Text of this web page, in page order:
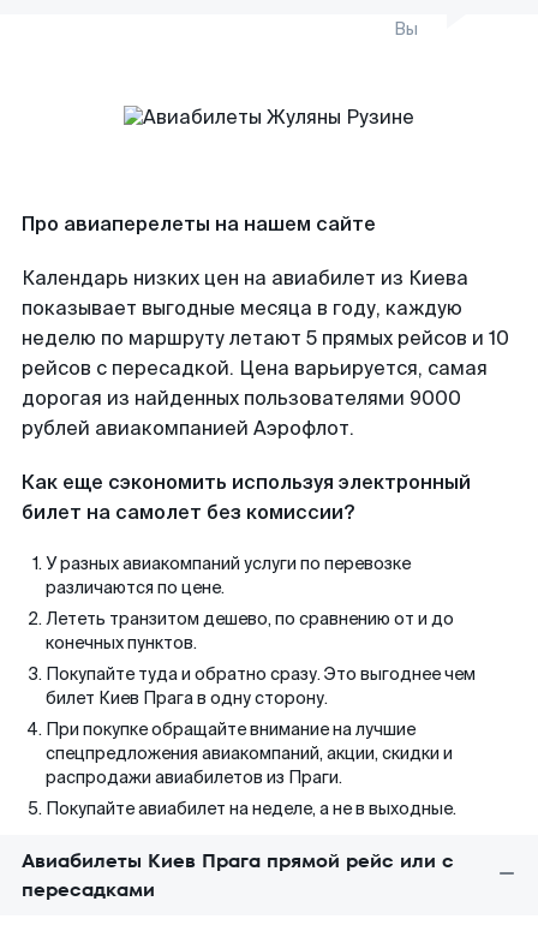
Вы
Про авиаперелеты на нашем сайте
Календарь низких цен на авиабилет из Киева
показывает выгодные месяца в году, каждую
неделю по маршруту летают 5 прямых рейсов и 10
рейсов с пересадкой. Цена варьируется, самая
дорогая из найденных пользователями 9000
рублей авиакомпанией Аэрофлот.
Как еще сэкономить используя электронный
билет на самолет без комиссии?
У разных авиакомпаний услуги по перевозке
различаются по цене.
Лететь транзитом дешево, по сравнению от и до
конечных пунктов.
Покупайте туда и обратно сразу. Это выгоднее чем
билет Киев Прага в одну сторону.
При покупке обращайте внимание на лучшие
спецпредложения авиакомпаний, акции, скидки и
распродажи авиабилетов из Праги.
Покупайте авиабилет на неделе, а не в выходные.
Авиабилеты Киев Прага прямой рейс или с
пересадками